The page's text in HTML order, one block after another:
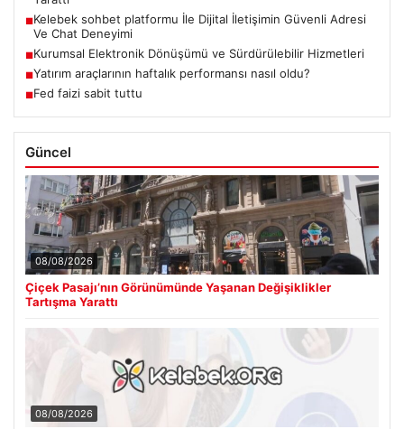
■Kelebek sohbet platformu İle Dijital İletişimin Güvenli Adresi
Ve Chat Deneyimi
■Kurumsal Elektronik Dönüşümü ve Sürdürülebilir Hizmetleri
■Yatırım araçlarının haftalık performansı nasıl oldu?
■Fed faizi sabit tuttu
Güncel
08/08/2026
Çiçek Pasajı’nın Görünümünde Yaşanan Değişiklikler
Tartışma Yarattı
08/08/2026